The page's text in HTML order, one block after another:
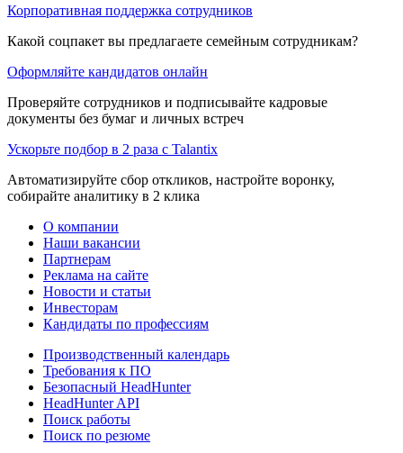
Корпоративная поддержка сотрудников
Какой соцпакет вы предлагаете семейным сотрудникам?
Оформляйте кандидатов онлайн
Проверяйте сотрудников и подписывайте кадровые
документы без бумаг и личных встреч
Ускорьте подбор в 2 раза с Talantix
Автоматизируйте сбор откликов, настройте воронку,
собирайте аналитику в 2 клика
О компании
Наши вакансии
Партнерам
Реклама на сайте
Новости и статьи
Инвесторам
Кандидаты по профессиям
Производственный календарь
Требования к ПО
Безопасный HeadHunter
HeadHunter API
Поиск работы
Поиск по резюме